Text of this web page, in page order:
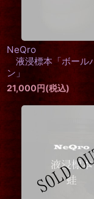
NeQro
液浸標本「ボール
ン」
21,000円(税込)